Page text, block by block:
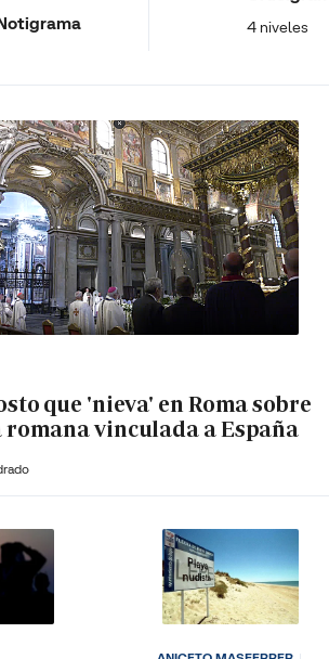
4 niveles
que 'nieva' en Roma sobre
vinculada a España